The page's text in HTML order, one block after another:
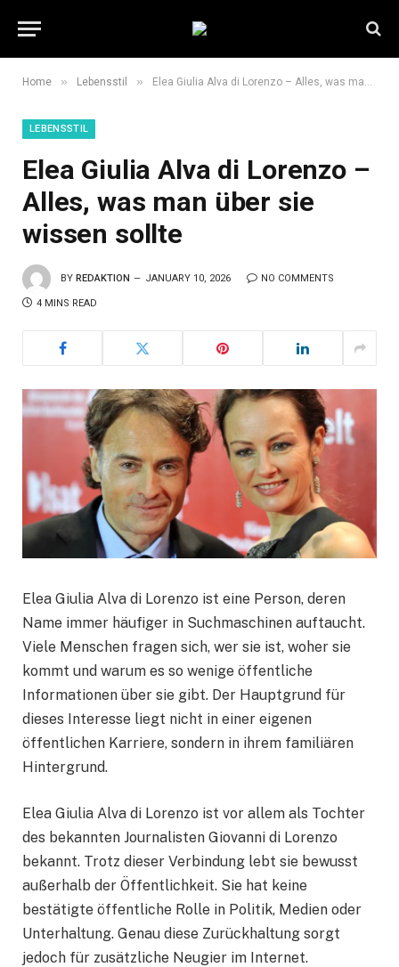
Home » Lebensstil » Elea Giulia Alva di Lorenzo – Alles, was man über sie wissen sollte
LEBENSSTIL
Elea Giulia Alva di Lorenzo –
Alles, was man über sie
wissen sollte
BY REDAKTION JANUARY 10, 2026 NO COMMENTS
4 MINS READ
Elea Giulia Alva di Lorenzo ist eine Person, deren
Name immer häufiger in Suchmaschinen auftaucht.
Viele Menschen fragen sich, wer sie ist, woher sie
kommt und warum es so wenige öffentliche
Informationen über sie gibt. Der Hauptgrund für
dieses Interesse liegt nicht in einer eigenen
öffentlichen Karriere, sondern in ihrem familiären
Hintergrund.
Elea Giulia Alva di Lorenzo ist vor allem als Tochter
des bekannten Journalisten Giovanni di Lorenzo
bekannt. Trotz dieser Verbindung lebt sie bewusst
außerhalb der Öffentlichkeit. Sie hat keine
bestätigte öffentliche Rolle in Politik, Medien oder
Unterhaltung. Genau diese Zurückhaltung sorgt
jedoch für zusätzliche Neugier im Internet.